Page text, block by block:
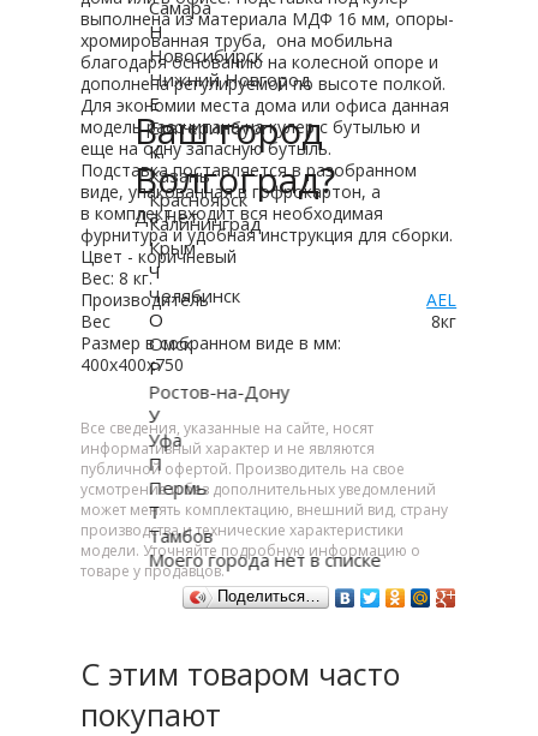
выполнена из материала МДФ 16 мм, опоры-
хромированная труба, она мобильна
благодаря основанию на колесной опоре и
дополнена регулируемой по высоте полкой.
Для экономии места дома или офиса данная
модель рассчитана на кулер с бутылью и
еще на одну запасную бутыль.
Подставка поставляется в разобранном
виде, упакованная в гофрокартон, а
в комплект входит вся необходимая
фурнитура и удобная инструкция для сборки.
Цвет - коричневый
Вес: 8 кг.
Производитель
AEL
Вес
8кг
Размер в собранном виде в мм:
400х400х750
Все сведения, указанные на сайте, носят
информативный характер и не являются
публичной офертой. Производитель на свое
усмотрение и без дополнительных уведомлений
может менять комплектацию, внешний вид, страну
производства и технические характеристики
модели. Уточняйте подробную информацию о
товаре у продавцов.
Поделиться…
С этим товаром часто
покупают
Ваш город
Волгоград?
Да Нет
Самара
Н
Новосибирск
Нижний Новгород
Е
Екатеринбург
К
Казань
Красноярск
Калининград
Крым
Ч
Челябинск
О
Омск
Р
Ростов-на-Дону
У
Уфа
П
Пермь
Т
Тамбов
Моего города нет в списке